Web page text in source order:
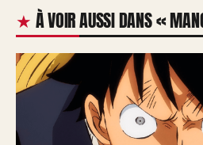
À VOIR AUSSI DANS «